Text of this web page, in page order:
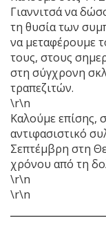
Γιαννιτσά να
τη θυσία των
να μεταφέρουμε
τους, στους
στη σύγχρονη
τραπεζιτών.
\r\n
Καλούμε επίσης,
αντιφασιστικό
Σεπτέμβρη στη
χρόνου από τη
\r\n
\r\n